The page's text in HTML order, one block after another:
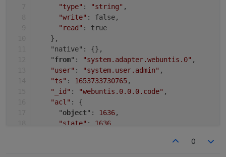
"type" : "string" ,
"write" : false,
"read" : true
    },
    "native": {},
    "
from": "system.adapter.webuntis.0" ,
"user" : "system.user.admin" ,
"ts" : 1653733730765,
"_id" : "webuntis.0.0.0.code" ,
"acl" : {
      "
object": 1636,
"state" : 1636
0